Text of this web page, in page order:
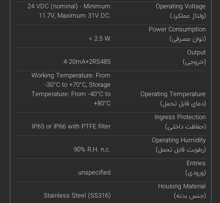
Operating Voltage
(ولتاژ عملکرد)
24 VDC (nominal) - Minimum
11.7V, Maximum 31V DC.
Power Consumption
(توان مصرفی)
< 2.5 W
Output
(خروجی)
4-20mA+2RS485
Operating Temperature
(دمای قابل تحمل)
Working Temperature: From
-30°C to +70°C, Storage
Temperature: From -40°C to
+80°C
Ingress Protection
(حفاظت داخلی)
IP65 or IP66 with PTFE filter
Operating Humidity
(رطوبت قابل تحمل)
90% R.H. n.c.
Entries
(ورودی)
unspecified
Housing Material
(جنس بدنه)
Stainless Steel (SS316)